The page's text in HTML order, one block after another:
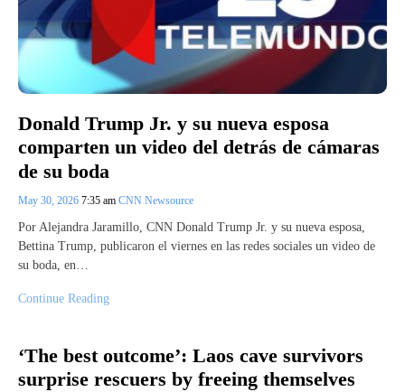
Donald Trump Jr. y su nueva esposa
comparten un video del detrás de cámaras
de su boda
May 30, 2026 7:35 am CNN Newsource
Por Alejandra Jaramillo, CNN Donald Trump Jr. y su nueva esposa,
Bettina Trump, publicaron el viernes en las redes sociales un video de
su boda, en…
Continue Reading
‘The best outcome’: Laos cave survivors
surprise rescuers by freeing themselves